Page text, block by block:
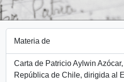
Materia de
Carta de Patricio Aylwin
República de Chile, dirigida al